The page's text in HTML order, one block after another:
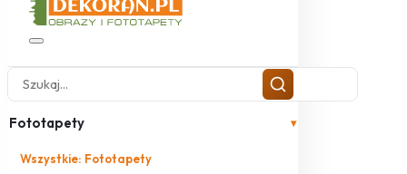
Fototapety ▾
Wszystkie: Fototapety